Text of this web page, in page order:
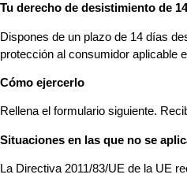
Tu derecho de desistimiento de
Dispones de un plazo de 14 días
protección al consumidor aplicable
Cómo ejercerlo
Rellena el formulario siguiente.
Situaciones en las que no se
La Directiva 2011/83/UE de la UE